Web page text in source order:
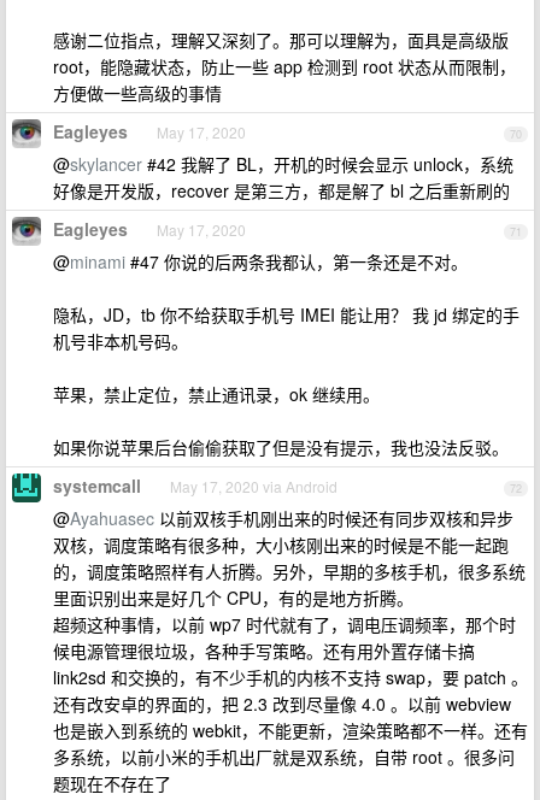
感谢二位指点，理解又深刻了。那可以理解为，面具是高级版
root，能隐藏状态，防止一些 app 检测到 root 状态从而限制，
方便做一些高级的事情
70
Eagleyes May 17, 2020
@skylancer #42 我解了 BL，开机的时候会显示 unlock，系统
好像是开发版，recover 是第三方，都是解了 bl 之后重新刷的
71
Eagleyes May 17, 2020
@minami #47 你说的后两条我都认，第一条还是不对。
隐私，JD，tb 你不给获取手机号 IMEI 能让用？ 我 jd 绑定的手
机号非本机号码。
苹果，禁止定位，禁止通讯录，ok 继续用。
如果你说苹果后台偷偷获取了但是没有提示，我也没法反驳。
72
systemcall May 17, 2020 via Android
@Ayahuasec 以前双核手机刚出来的时候还有同步双核和异步
双核，调度策略有很多种，大小核刚出来的时候是不能一起跑
的，调度策略照样有人折腾。另外，早期的多核手机，很多系统
里面识别出来是好几个 CPU，有的是地方折腾。
超频这种事情，以前 wp7 时代就有了，调电压调频率，那个时
候电源管理很垃圾，各种手写策略。还有用外置存储卡搞
link2sd 和交换的，有不少手机的内核不支持 swap，要 patch 。
还有改安卓的界面的，把 2.3 改到尽量像 4.0 。以前 webview
也是嵌入到系统的 webkit，不能更新，渲染策略都不一样。还有
多系统，以前小米的手机出厂就是双系统，自带 root 。很多问
题现在不存在了